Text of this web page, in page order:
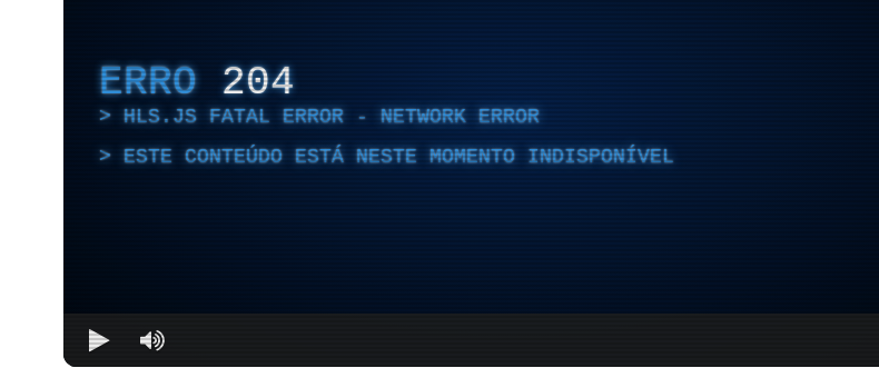
ERRO 204
HLS.JS FATAL ERROR - NETWORK ERROR
ESTE CONTEÚDO ESTÁ NESTE MOMENTO INDISPONÍVEL